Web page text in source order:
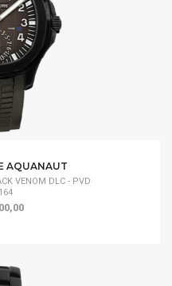
AQUANAUT
VENOM DLC - PVD